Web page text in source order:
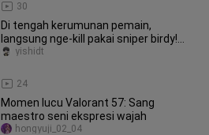
30
Di tengah kerumunan pemain,
langsung nge-kill pakai sniper birdy!
Semua gear didapat dari looting! M
24
yishidt
Momen lucu Valorant 57: Sang
maestro seni ekspresi wajah
hongyuji_02_04